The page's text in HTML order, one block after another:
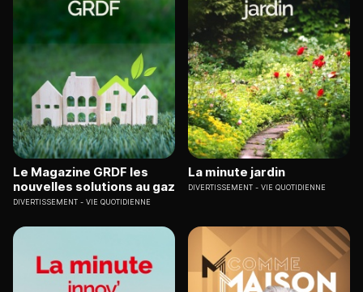
Le Magazine GRDF les
nouvelles solutions au gaz
DIVERTISSEMENT VIE QUOTIDIENNE
La minute jardin
DIVERTISSEMENT VIE QUOTIDIENNE